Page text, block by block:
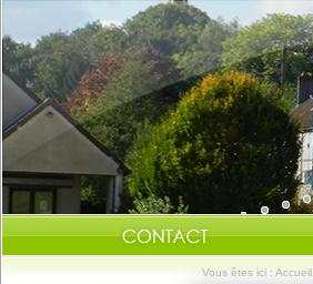
Vous êtes ici : Accueil